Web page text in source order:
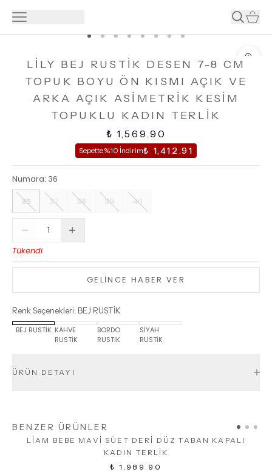
LİLY BEJ RUSTİK DESEN 7-8 CM
TOPUK BOYU ÖN KISMI AÇIK VE
ARKA AÇIK ASİMETRİK KESİM
TOPUKLU KADIN TERLİK
₺ 1,569.90
Sepette %10 İndirim₺ 1,412.91
Numara: 36
36
37 38 39 40
Tükendi
GELİNCE HABER VER
Renk Seçenekleri: BEJ RUSTİK
BEJ RUSTİK KAHVE
RUSTİK
BORDO
RUSTİK
SİYAH
RUSTİK
ÜRÜN DETAYI
BENZER ÜRÜNLER
LİAM BEBE MAVİ SÜET DERİ DÜZ TABAN KAPALI
KADIN TERLİK
₺ 1,989.90